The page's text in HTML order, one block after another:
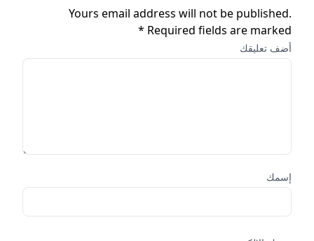
Yours email address will not be published.
Required fields are marked *
أضف تعليقك
إسمك